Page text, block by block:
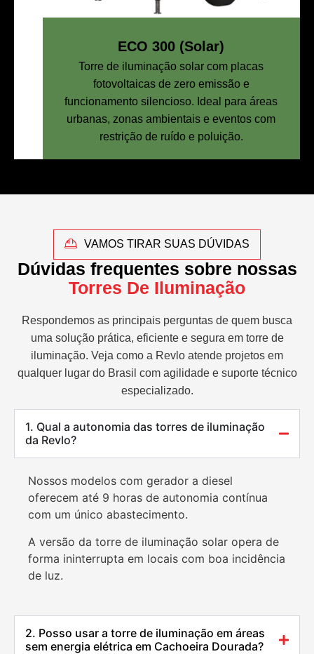
ECO 300 (Solar)
Torre de iluminação solar com placas
fotovoltaicas de zero emissão e
funcionamento silencioso. Ideal para áreas
urbanas, zonas ambientais e eventos com
restrição de ruído e poluição.
VAMOS TIRAR SUAS DÚVIDAS
Dúvidas frequentes sobre nossas
Torres De Iluminação
Respondemos as principais perguntas de quem busca
uma solução prática, eficiente e segura em torre de
iluminação. Veja como a Revlo atende projetos em
qualquer lugar do Brasil com agilidade e suporte técnico
especializado.
1. Qual a autonomia das torres de iluminação
da Revlo?
Nossos modelos com gerador a diesel
oferecem até 9 horas de autonomia contínua
com um único abastecimento.
A versão da torre de iluminação solar opera de
forma ininterrupta em locais com boa incidência
de luz.
2. Posso usar a torre de iluminação em áreas
sem energia elétrica em Cachoeira Dourada?